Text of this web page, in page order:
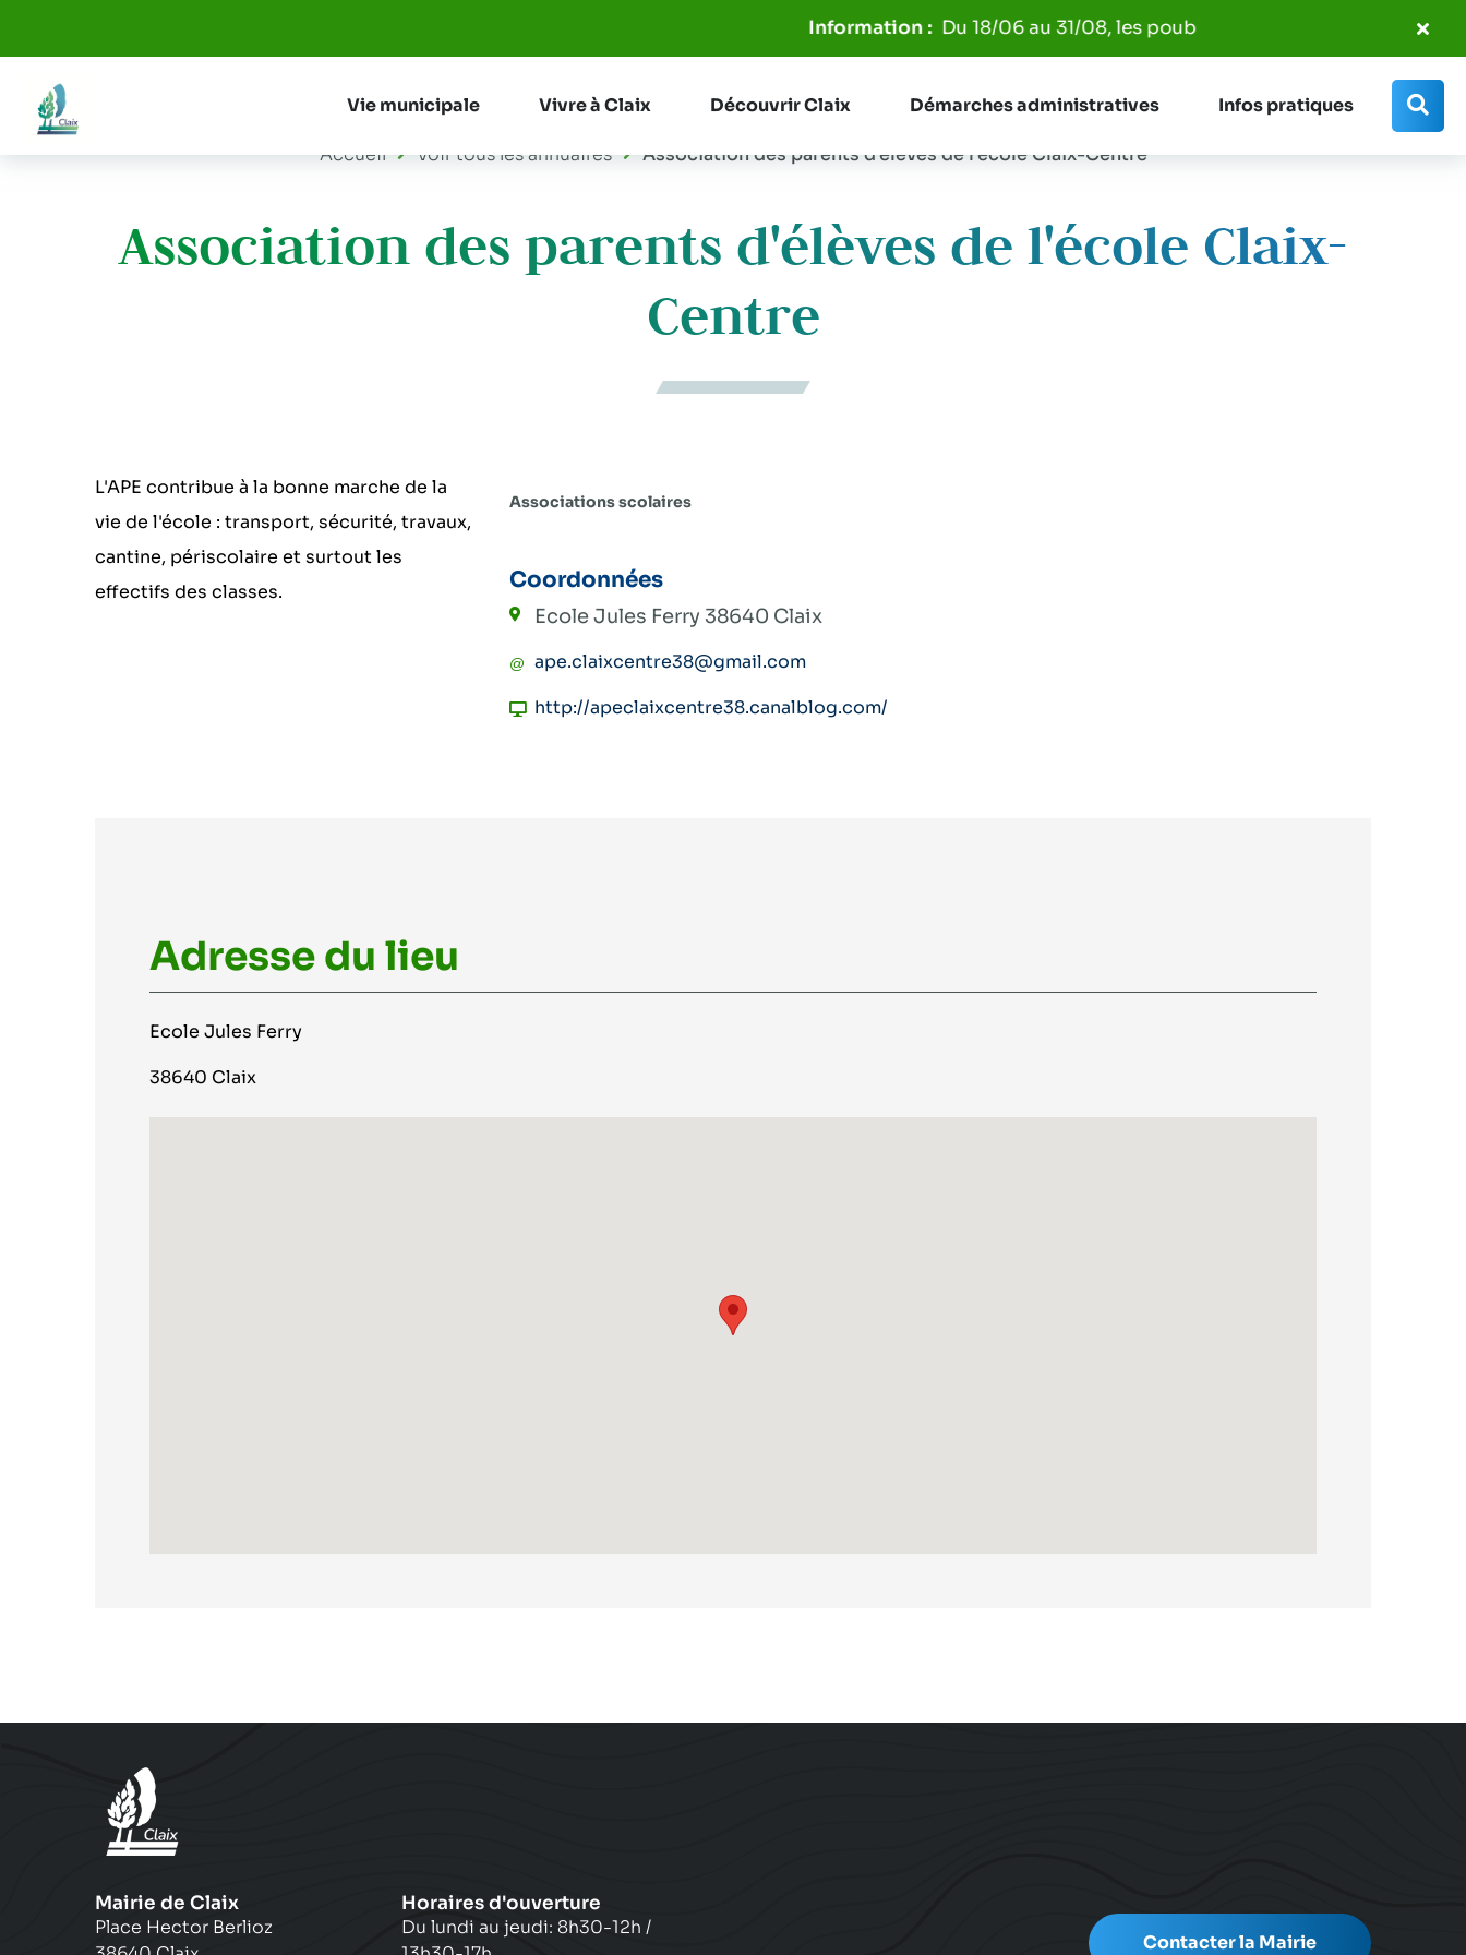
Du 18/06 au 31/08, les poubelles seront ramassées entre
Vie municipale Vivre à Claix Découvrir Claix Démarches administratives Infos pratiques
Accueil Voir tous les annuaires Association des parents d'élèves de l'école Claix-Centre
Association des parents d'élèves de l'école Claix-
Centre
L'APE contribue à la bonne marche de la
vie de l'école : transport, sécurité, travaux,
cantine, périscolaire et surtout les
effectifs des classes.
Associations scolaires
Coordonnées
Ecole Jules Ferry38640 Claix
ape.claixcentre38@gmail.com
http://apeclaixcentre38.canalblog.com/
Adresse du lieu
Ecole Jules Ferry
38640 Claix
Mairie de Claix
Place Hector Berlioz
Horaires d'ouverture
Du lundi au jeudi: 8h30-12h /
Contacter la Mairie